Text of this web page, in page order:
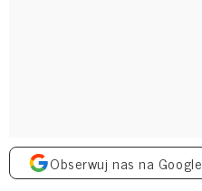
Obserwuj nas na Google